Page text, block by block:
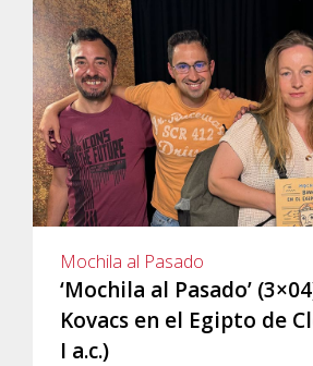
Mochila al Pasado
‘Mochila al Pasado’
Kovacs en el Egipto de
I a.c.)